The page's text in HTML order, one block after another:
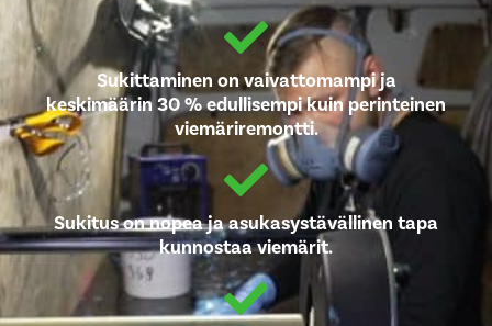
Sukittaminen on vaivattomampi ja
keskimäärin 30 % edullisempi kuin perinteinen
viemäriremontti.
Sukitus on nopea ja asukasystävällinen tapa
kunnostaa viemärit.